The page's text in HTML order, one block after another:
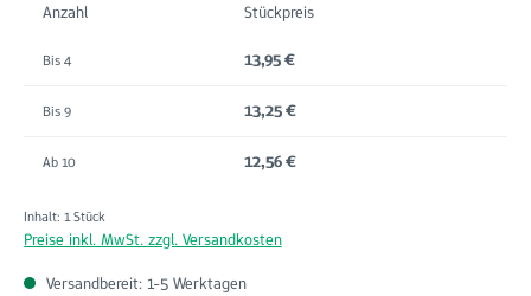
Anzahl Stückpreis
Bis4 13,95 €
Bis9 13,25 €
Ab10 12,56 €
Inhalt: 1 Stück
Preise inkl. MwSt. zzgl. Versandkosten
Versandbereit: 1-5 Werktagen